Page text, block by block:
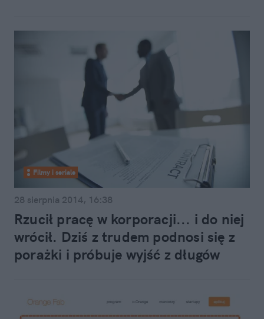
Filmy i seriale
28 sierpnia 2014, 16:38
Rzucił pracę w korporacji... i do niej
wrócił. Dziś z trudem podnosi się z
porażki i próbuje wyjść z długów